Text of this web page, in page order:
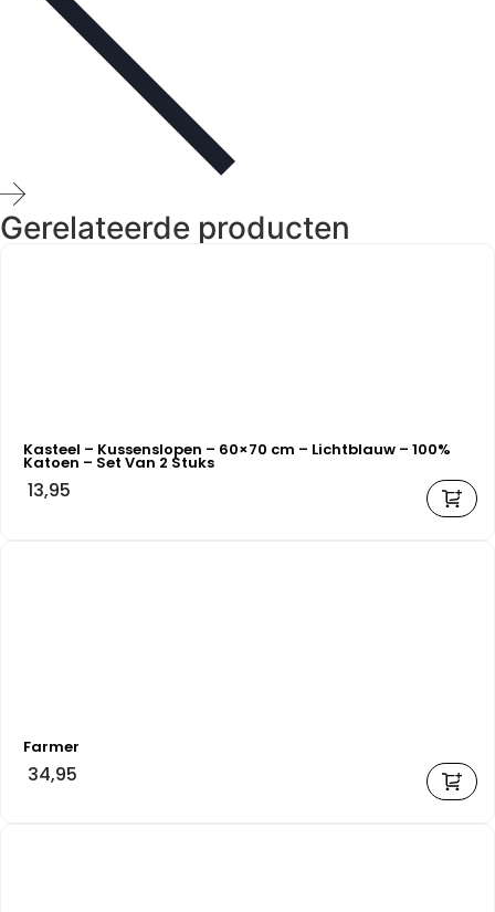
Gerelateerde producten
Kasteel – Kussenslopen – 60×70 cm – Lichtblauw – 100%
Katoen – Set Van 2 Stuks
13,95
Farmer
34,95